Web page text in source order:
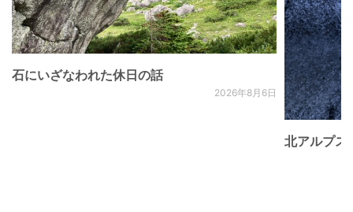
石にいざなわれた休日の話
2026年8月6日
北アルプ